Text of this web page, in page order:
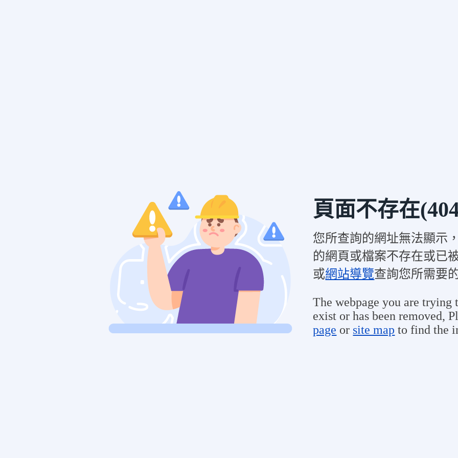
頁面不存在
您所查詢的網址無法顯示
的網頁或檔案不存在或已
或網站導覽查詢您所需要
The webpage you are trying
exist or has been removed,
page or site map to find the